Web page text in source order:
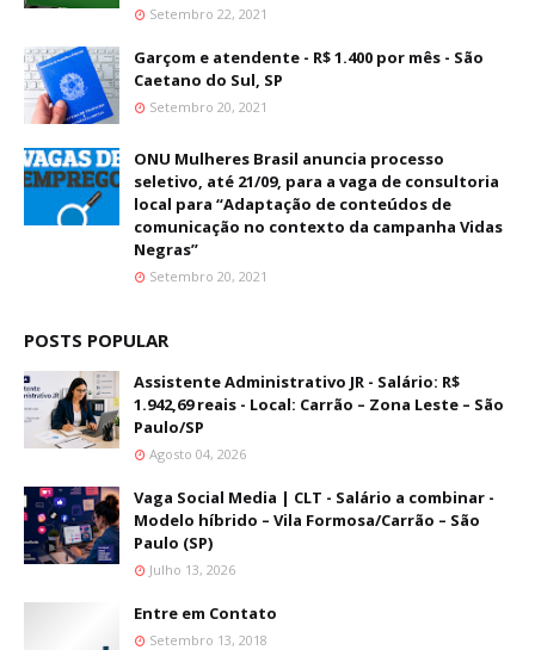
Setembro 22, 2021
Garçom e atendente - R$ 1.400 por mês - São
Caetano do Sul, SP
Setembro 20, 2021
ONU Mulheres Brasil anuncia processo
seletivo, até 21/09, para a vaga de consultoria
local para “Adaptação de conteúdos de
comunicação no contexto da campanha Vidas
Negras”
Setembro 20, 2021
POSTS POPULAR
Assistente Administrativo JR - Salário: R$
1.942,69 reais - Local: Carrão – Zona Leste – São
Paulo/SP
Agosto 04, 2026
Vaga Social Media | CLT - Salário a combinar -
Modelo híbrido – Vila Formosa/Carrão – São
Paulo (SP)
Julho 13, 2026
Entre em Contato
Setembro 13, 2018